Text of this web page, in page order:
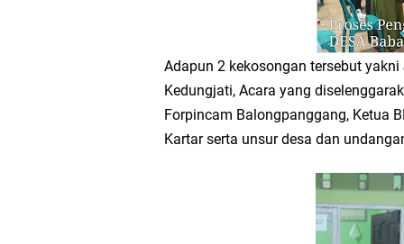
Wakil Ketua DPRD
Selamat Tahun Baru
PDUF MUI Jatim
Hari Jadi Pertama
Adapun 2 kekosongan tersebut
Kedungjati, Acara yang
Forpincam Balongpanggang, Ketua
Kartar serta unsur desa dan